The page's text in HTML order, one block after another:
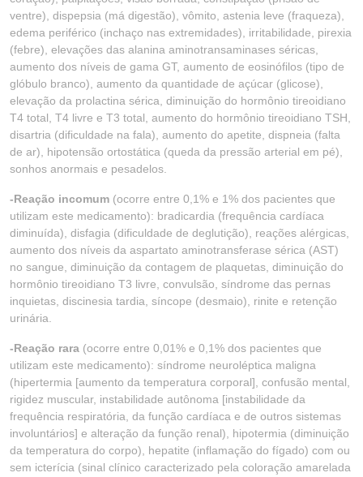
ventre), dispepsia (má digestão), vômito, astenia leve (fraqueza),
edema periférico (inchaço nas extremidades), irritabilidade, pirexia
(febre), elevações das alanina aminotransaminases séricas,
aumento dos níveis de gama GT, aumento de eosinófilos (tipo de
glóbulo branco), aumento da quantidade de açúcar (glicose),
elevação da prolactina sérica, diminuição do hormônio tireoidiano
T4 total, T4 livre e T3 total, aumento do hormônio tireoidiano TSH,
disartria (dificuldade na fala), aumento do apetite, dispneia (falta
de ar), hipotensão ortostática (queda da pressão arterial em pé),
sonhos anormais e pesadelos.
-Reação incomum (ocorre entre 0,1% e 1% dos pacientes que
utilizam este medicamento): bradicardia (frequência cardíaca
diminuída), disfagia (dificuldade de deglutição), reações alérgicas,
aumento dos níveis da aspartato aminotransferase sérica (AST)
no sangue, diminuição da contagem de plaquetas, diminuição do
hormônio tireoidiano T3 livre, convulsão, síndrome das pernas
inquietas, discinesia tardia, síncope (desmaio), rinite e retenção
urinária.
-Reação rara (ocorre entre 0,01% e 0,1% dos pacientes que
utilizam este medicamento): síndrome neuroléptica maligna
(hipertermia [aumento da temperatura corporal], confusão mental,
rigidez muscular, instabilidade autônoma [instabilidade da
frequência respiratória, da função cardíaca e de outros sistemas
involuntários] e alteração da função renal), hipotermia (diminuição
da temperatura do corpo), hepatite (inflamação do fígado) com ou
sem icterícia (sinal clínico caracterizado pela coloração amarelada